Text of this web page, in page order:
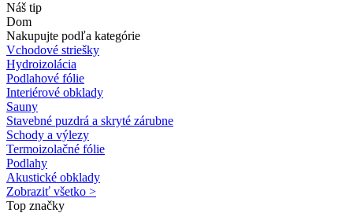
Náš tip
Dom
Nakupujte podľa kategórie
Vchodové striešky
Hydroizolácia
Podlahové fólie
Interiérové obklady
Sauny
Stavebné puzdrá a skryté zárubne
Schody a výlezy
Termoizolačné fólie
Podlahy
Akustické obklady
Zobraziť všetko >
Top značky